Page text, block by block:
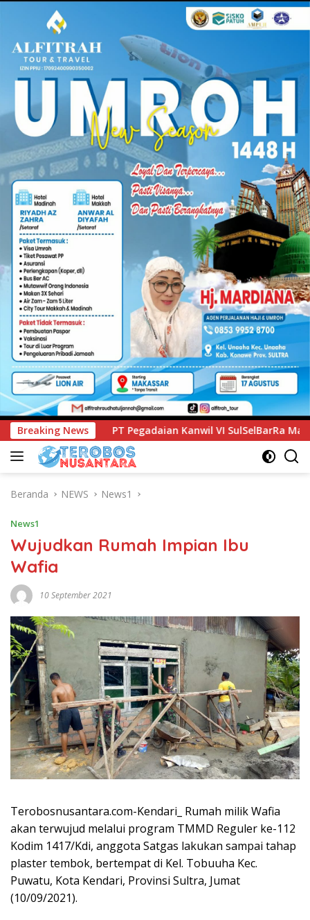
Breaking News
Kanwil VI SulSelBarRa Maluku Luncurkan Program PANDE
Beranda NEWS News1
News1
Wujudkan Rumah Impian Ibu
Wafia
10 September 2021
Terobosnusantara.com-Kendari_ Rumah milik Wafia
akan terwujud melalui program TMMD Reguler ke-112
Kodim 1417/Kdi, anggota Satgas lakukan sampai tahap
plaster tembok, bertempat di Kel. Tobuuha Kec.
Puwatu, Kota Kendari, Provinsi Sultra, Jumat
(10/09/2021).